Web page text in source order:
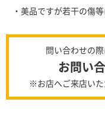
・美品ですが若干の傷
問い合わせの
お問い
※お店へご来店いた